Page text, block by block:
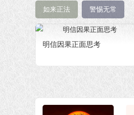
如来正法 警惕无常
明信因果正面思考